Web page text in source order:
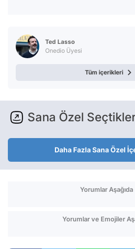
Ted Lasso
Onedio Üyesi
Tüm içerikleri
Sana Özel
Daha Fazla Sana Özel
Yorumlar Aşağıda
Yorumlar ve Emojiler